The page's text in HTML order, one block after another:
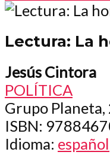
Lectura: La
Jesús Cintora
POLÍTICA
Grupo Planeta,
ISBN:
Idioma: español